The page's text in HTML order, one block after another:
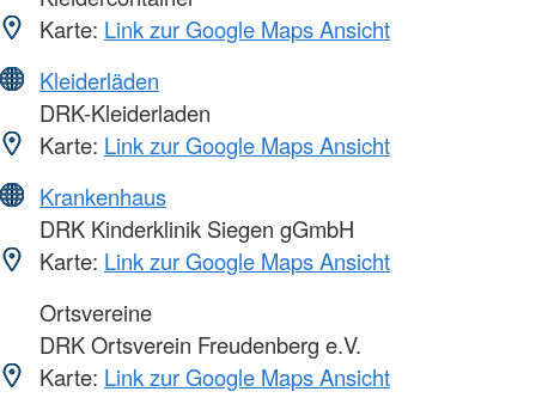
Karte: Link zur Google Maps Ansicht
Kleiderläden
DRK-Kleiderladen
Karte: Link zur Google Maps Ansicht
Krankenhaus
DRK Kinderklinik Siegen gGmbH
Karte: Link zur Google Maps Ansicht
Ortsvereine
DRK Ortsverein Freudenberg e.V.
Karte: Link zur Google Maps Ansicht